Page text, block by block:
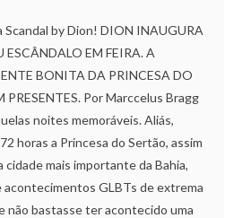
Scandal by Dion! DION INAUGURA
ESCÂNDALO EM FEIRA. A
BONITA DA PRINCESA DO
PRESENTES. Por Marccelus Bragg
noites memoráveis. Aliás,
horas a Princesa do Sertão, assim
cidade mais importante da Bahia,
acontecimentos GLBTs de extrema
não bastasse ter acontecido uma